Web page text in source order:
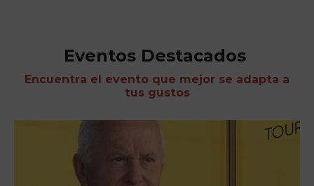
Eventos Destacados
Encuentra el evento que mejor se adapta a
tus gustos